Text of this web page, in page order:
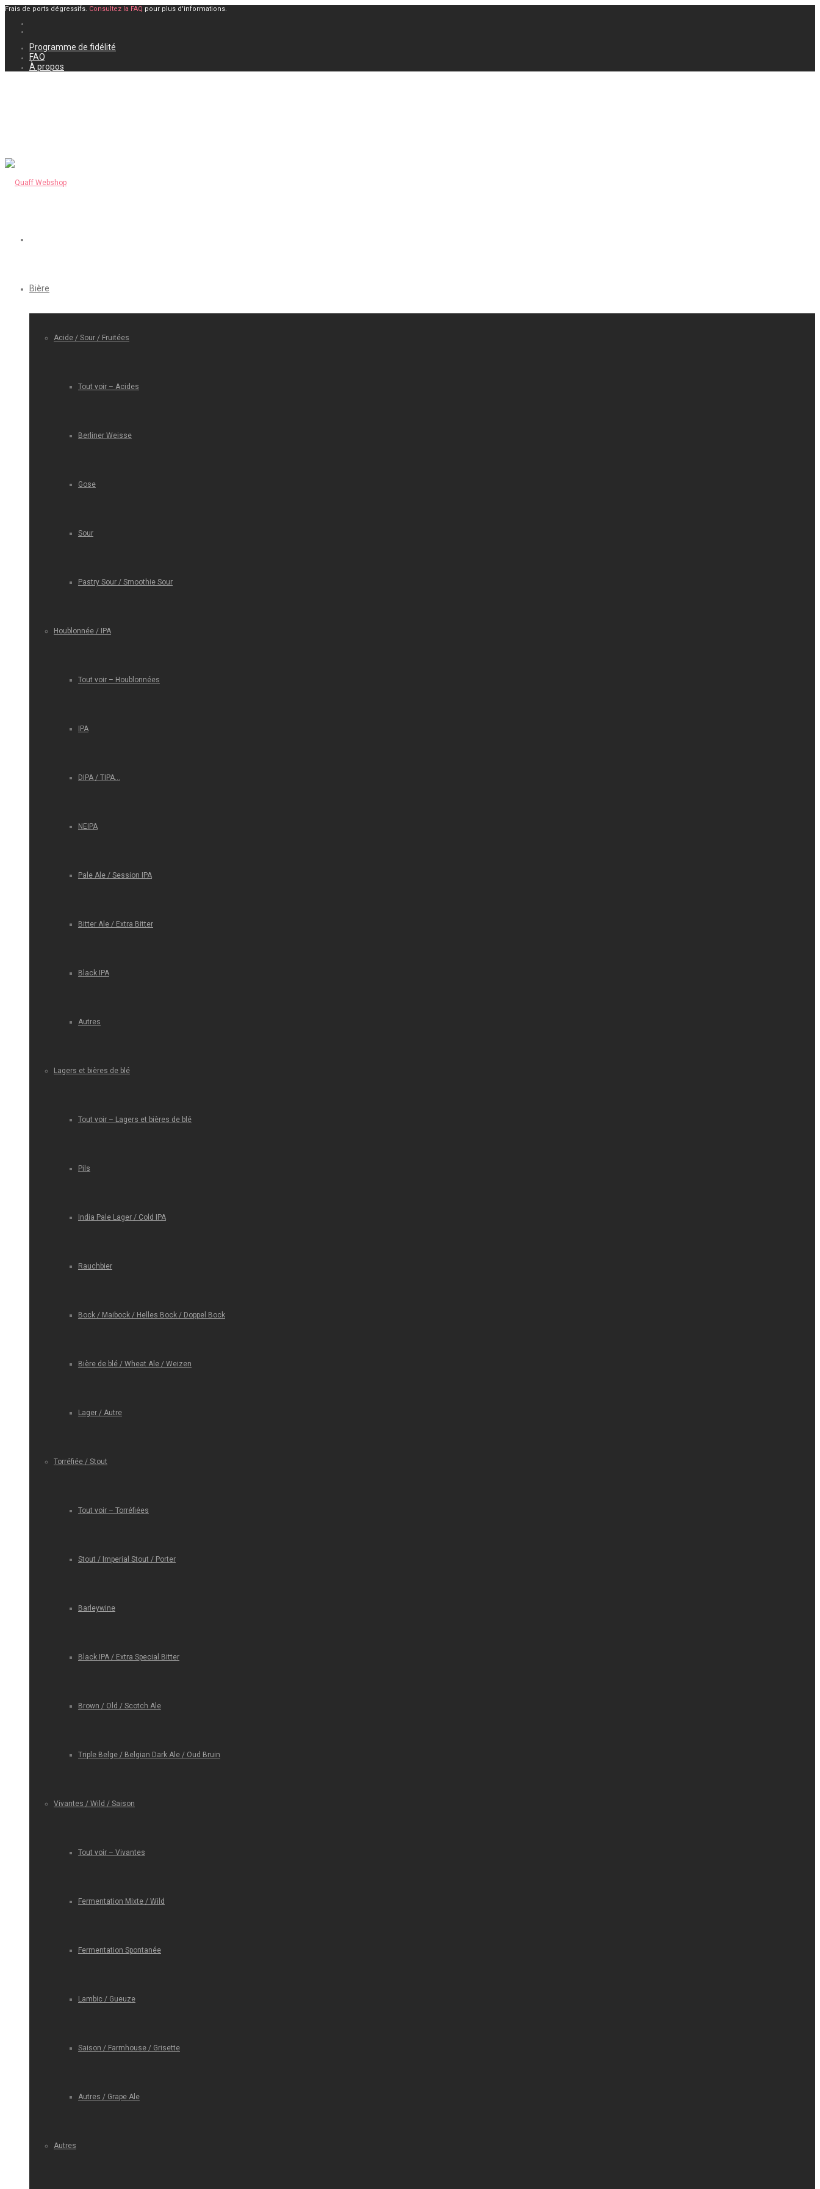
Frais de ports dégressifs. Consultez la FAQ pour plus d'informations.
Programme de fidélité
FAQ
À propos
Bière
Acide / Sour / Fruitées
Tout voir – Acides
Berliner Weisse
Gose
Sour
Pastry Sour / Smoothie Sour
Houblonnée / IPA
Tout voir – Houblonnées
IPA
DIPA / TIPA…
NEIPA
Pale Ale / Session IPA
Bitter Ale / Extra Bitter
Black IPA
Autres
Lagers et bières de blé
Tout voir – Lagers et bières de blé
Pils
India Pale Lager / Cold IPA
Rauchbier
Bock / Maibock / Helles Bock / Doppel Bock
Bière de blé / Wheat Ale / Weizen
Lager / Autre
Torréfiée / Stout
Tout voir – Torréfiées
Stout / Imperial Stout / Porter
Barleywine
Black IPA / Extra Special Bitter
Brown / Old / Scotch Ale
Triple Belge / Belgian Dark Ale / Oud Bruin
Vivantes / Wild / Saison
Tout voir – Vivantes
Fermentation Mixte / Wild
Fermentation Spontanée
Lambic / Gueuze
Saison / Farmhouse / Grisette
Autres / Grape Ale
Autres